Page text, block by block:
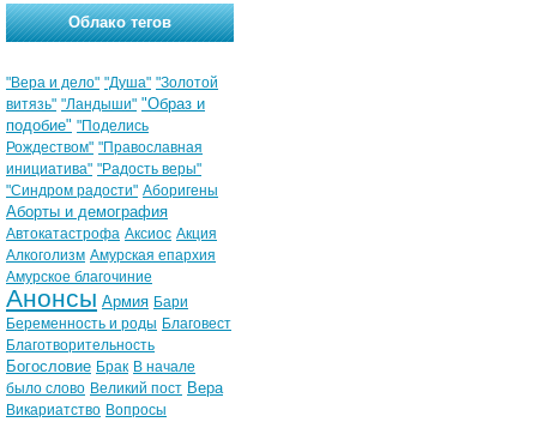
Облако тегов
"Вера и дело" "Душа" "Золотой
витязь" "Ландыши" "Образ и
подобие" "Поделись
Рождеством" "Православная
инициатива" "Радость веры"
"Синдром радости" Аборигены
Аборты и демография
Автокатастрофа Аксиос Акция
Алкоголизм Амурская епархия
Амурское благочиние
Анонсы Армия Бари
Беременность и роды Благовест
Благотворительность
Богословие Брак В начале
было слово Великий пост Вера
Викариатство Вопросы